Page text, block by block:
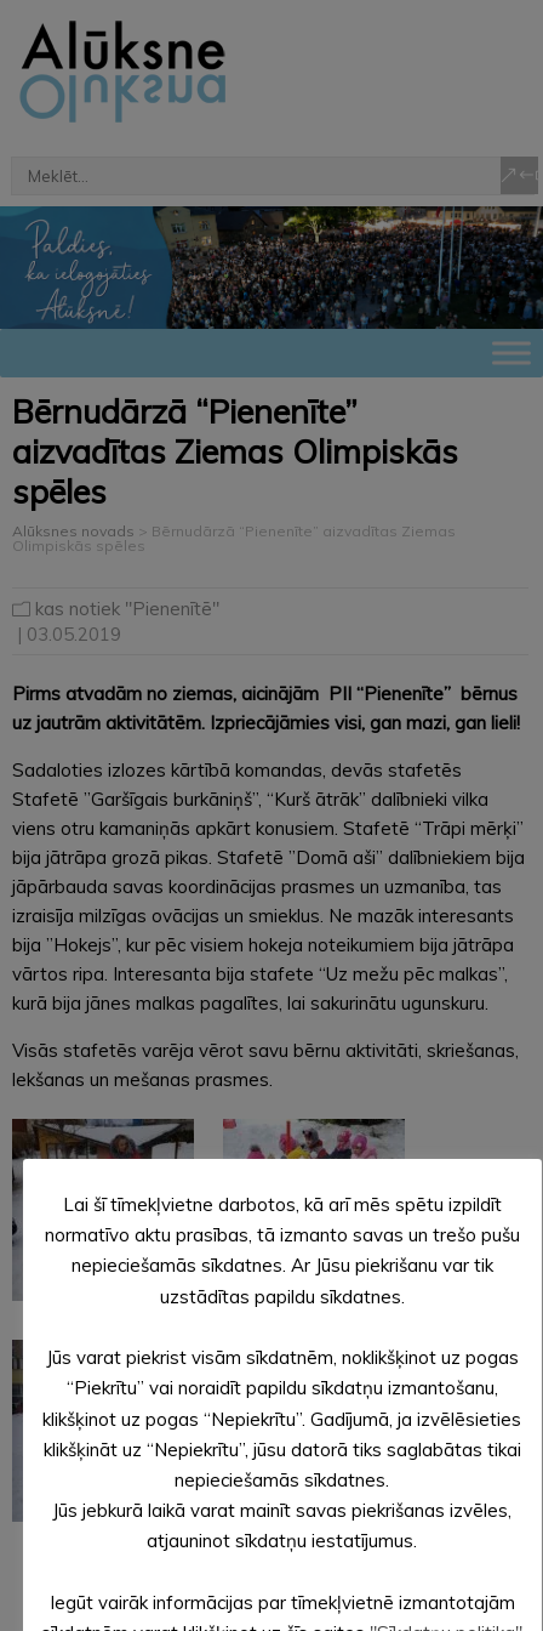
Bērnudārzā “Pienenīte”
aizvadītas Ziemas Olimpiskās
spēles
Alūksnes novads > Bērnudārzā “Pienenīte” aizvadītas Ziemas
Olimpiskās spēles
kas notiek "Pienenītē"
| 03.05.2019
Pirms atvadām no ziemas, aicinājām PII “Pienenīte” bērnus
uz jautrām aktivitātēm. Izpriecājāmies visi, gan mazi, gan lieli!
Sadaloties izlozes kārtībā komandas, devās stafetēs
Stafetē ”Garšīgais burkāniņš”, “Kurš ātrāk” dalībnieki vilka
viens otru kamaniņās apkārt konusiem. Stafetē “Trāpi mērķi’’
bija jātrāpa grozā pikas. Stafetē ”Domā aši’’ dalībniekiem bija
jāpārbauda savas koordinācijas prasmes un uzmanība, tas
izraisīja milzīgas ovācijas un smieklus. Ne mazāk interesants
bija ’’Hokejs”, kur pēc visiem hokeja noteikumiem bija jātrāpa
vārtos ripa. Interesanta bija stafete “Uz mežu pēc malkas”,
kurā bija jānes malkas pagalītes, lai sakurinātu ugunskuru.
Visās stafetēs varēja vērot savu bērnu aktivitāti, skriešanas,
lekšanas un mešanas prasmes.
Lai šī tīmekļvietne darbotos, kā arī mēs spētu izpildīt
normatīvo aktu prasības, tā izmanto savas un trešo pušu
nepieciešamās sīkdatnes. Ar Jūsu piekrišanu var tik
uzstādītas papildu sīkdatnes.
Jūs varat piekrist visām sīkdatnēm, noklikšķinot uz pogas
“Piekrītu” vai noraidīt papildu sīkdatņu izmantošanu,
klikšķinot uz pogas “Nepiekrītu”. Gadījumā, ja izvēlēsieties
klikšķināt uz “Nepiekrītu”, jūsu datorā tiks saglabātas tikai
nepieciešamās sīkdatnes.
Jūs jebkurā laikā varat mainīt savas piekrišanas izvēles,
atjauninot sīkdatņu iestatījumus.
Iegūt vairāk informācijas par tīmekļvietnē izmantotajām